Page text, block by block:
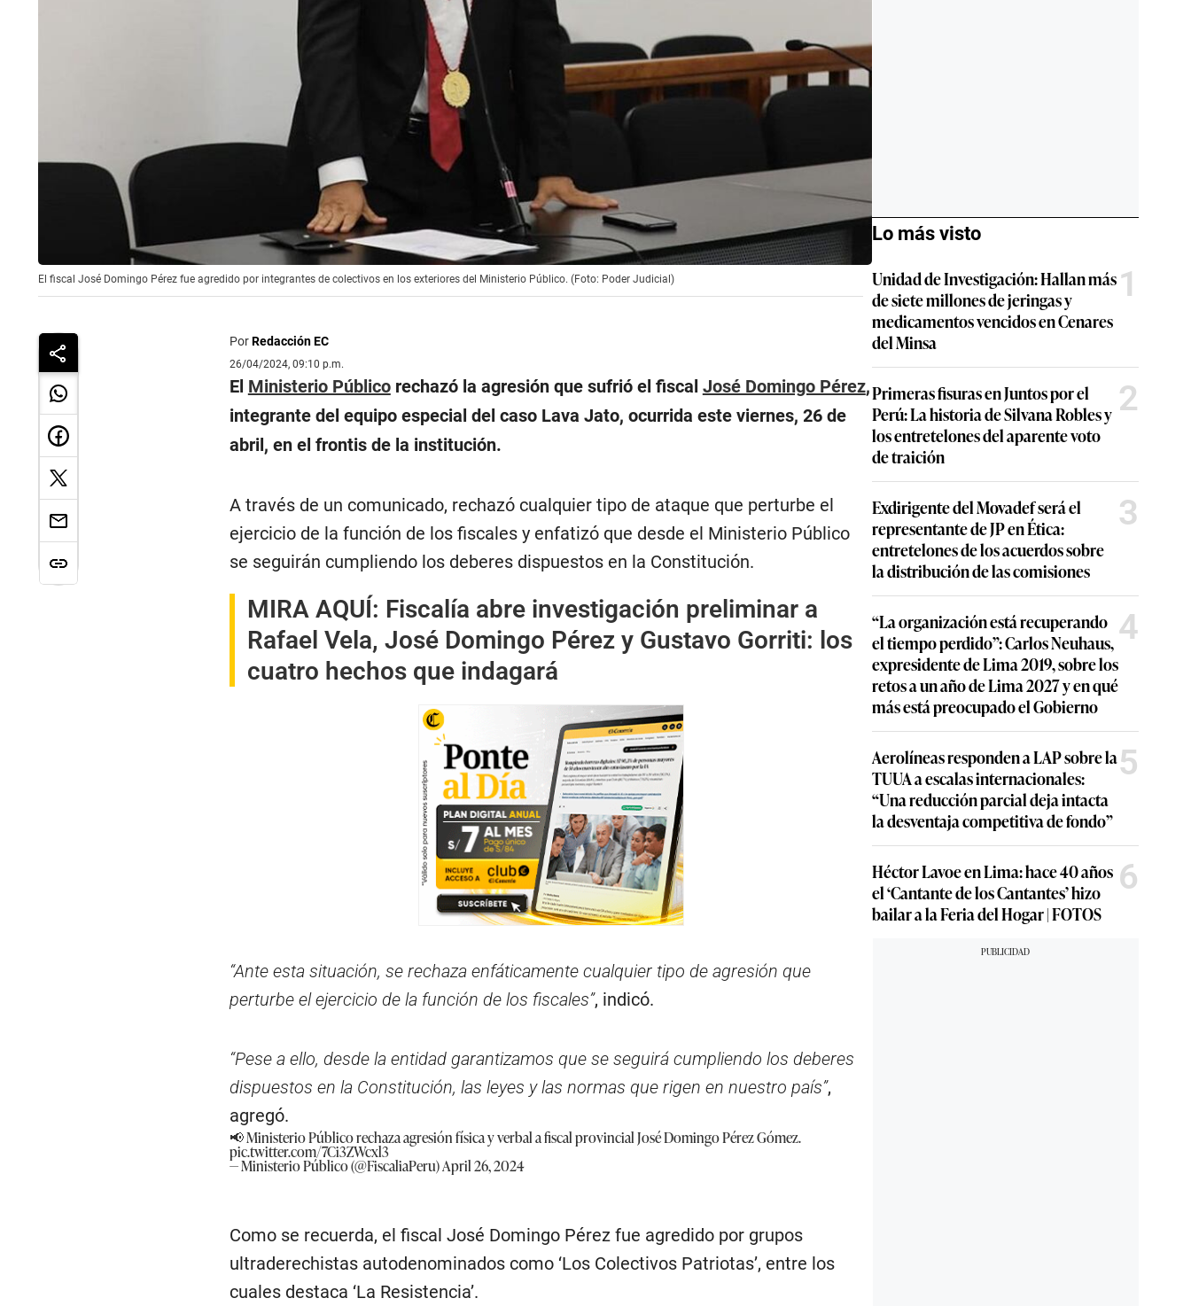
El fiscal José Domingo Pérez fue agredido por integrantes de colectivos en los exteriores del Ministerio Público. (Foto: Poder Judicial)
PorRedacción EC
26/04/2024, 09:10 p.m.
El Ministerio Públicorechazó la agresión que sufrió el fiscal José Domingo Pérez,
integrante del equipo especial del caso Lava Jato, ocurrida este viernes, 26 de
abril, en el frontis de la institución.
A través de un comunicado, rechazó cualquier tipo de ataque que perturbe el
ejercicio de la función de los fiscales y enfatizó que desde el Ministerio Público
se seguirán cumpliendo los deberes dispuestos en la Constitución.
MIRA AQUÍ: Fiscalía abre investigación preliminar a
Rafael Vela, José Domingo Pérez y Gustavo Gorriti: los
cuatro hechos que indagará
“Ante esta situación, se rechaza enfáticamente cualquier tipo de agresión que
perturbe el ejercicio de la función de los fiscales”, indicó.
“Pese a ello, desde la entidad garantizamos que se seguirá cumpliendo los deberes
dispuestos en la Constitución, las leyes y las normas que rigen en nuestro país”,
agregó.
📢 Ministerio Público rechaza agresión física y verbal a fiscal provincial José Domingo Pérez Gómez.
pic.twitter.com/7Ci3ZWcxl3
— Ministerio Público (@FiscaliaPeru)April 26, 2024
Como se recuerda, el fiscal José Domingo Pérez fue agredido por grupos
ultraderechistas autodenominados como ‘Los Colectivos Patriotas’, entre los
cuales destaca ‘La Resistencia’.
Lo más visto
Unidad de Investigación: Hallan más
de siete millones de jeringas y
medicamentos vencidos en Cenares
del Minsa
1
Primeras fisuras en Juntos por el
Perú: La historia de Silvana Robles y
los entretelones del aparente voto
de traición
2
Exdirigente del Movadef será el
representante de JP en Ética:
entretelones de los acuerdos sobre
la distribución de las comisiones
3
“La organización está recuperando
el tiempo perdido”: Carlos Neuhaus,
expresidente de Lima 2019, sobre los
retos a un año de Lima 2027 y en qué
más está preocupado el Gobierno
4
Aerolíneas responden a LAP sobre la
TUUA a escalas internacionales:
“Una reducción parcial deja intacta
la desventaja competitiva de fondo”
5
Héctor Lavoe en Lima: hace 40 años
el ‘Cantante de los Cantantes’ hizo
bailar a la Feria del Hogar | FOTOS
6